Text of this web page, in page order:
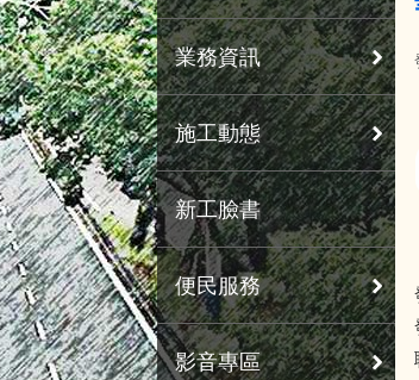
業務資訊
施工動態
新工臉書
便民服務
影音專區